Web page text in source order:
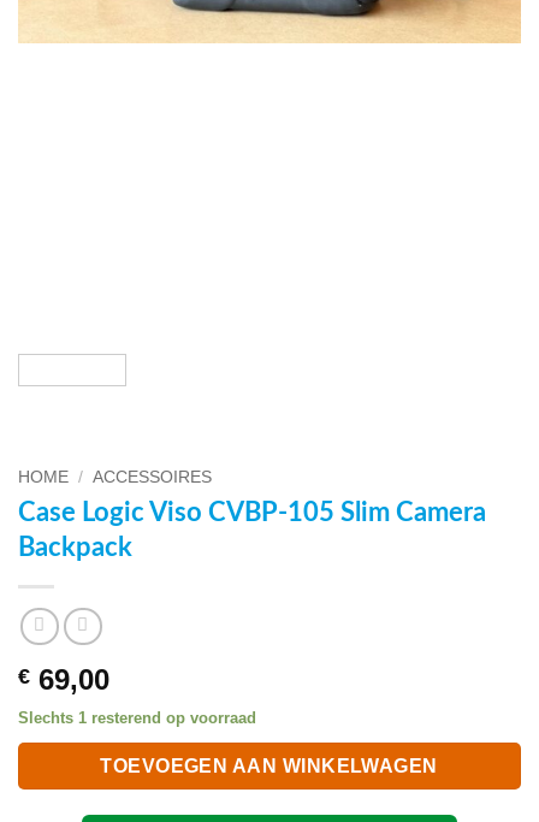
HOME / ACCESSOIRES
Case Logic Viso CVBP-105 Slim Camera
Backpack
€ 69,00
Slechts 1 resterend op voorraad
TOEVOEGEN AAN WINKELWAGEN